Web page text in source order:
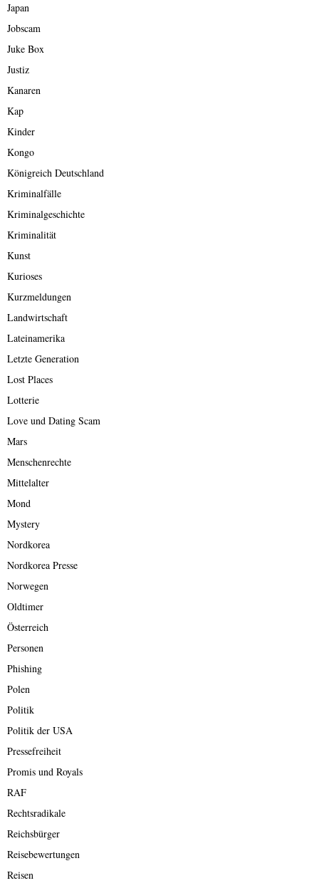
Japan
Jobscam
Juke Box
Justiz
Kanaren
Kap
Kinder
Kongo
Königreich Deutschland
Kriminalfälle
Kriminalgeschichte
Kriminalität
Kunst
Kurioses
Kurzmeldungen
Landwirtschaft
Lateinamerika
Letzte Generation
Lost Places
Lotterie
Love und Dating Scam
Mars
Menschenrechte
Mittelalter
Mond
Mystery
Nordkorea
Nordkorea Presse
Norwegen
Oldtimer
Österreich
Personen
Phishing
Polen
Politik
Politik der USA
Pressefreiheit
Promis und Royals
RAF
Rechtsradikale
Reichsbürger
Reisebewertungen
Reisen